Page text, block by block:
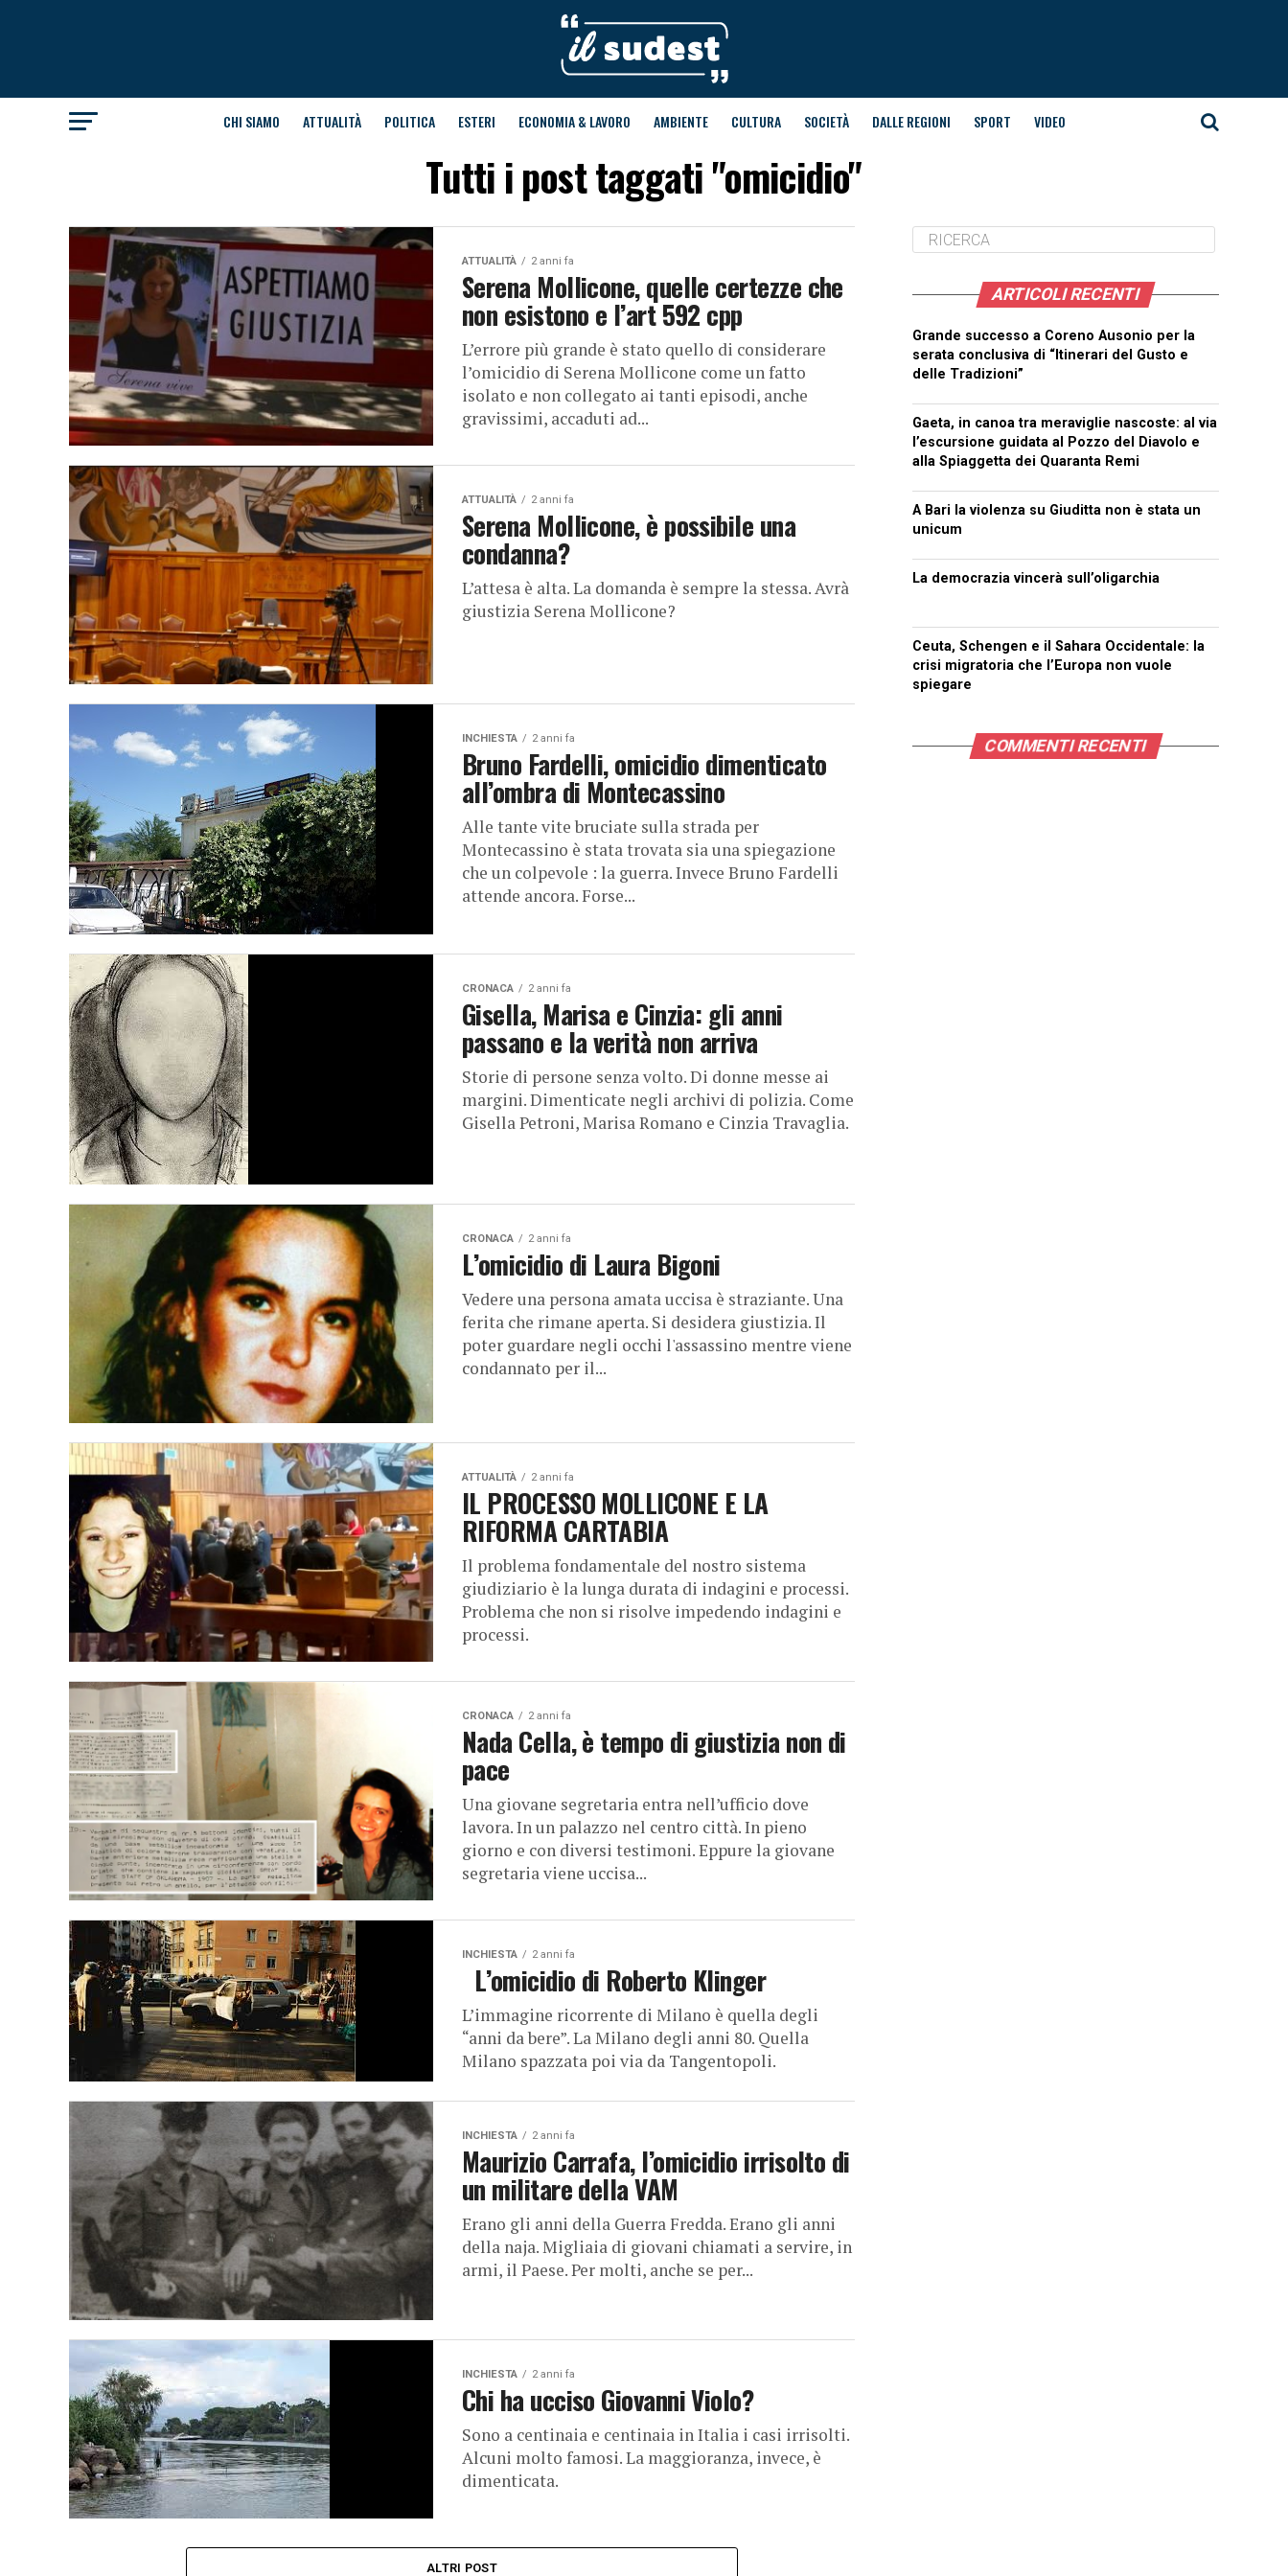
CHI SIAMO ATTUALITÀ POLITICA ESTERI ECONOMIA & LAVORO AMBIENTE CULTURA SOCIETÀ DALLE REGIONI SPORT VIDEO
Tutti i post taggati "omicidio"
ATTUALITÀ 2 anni fa
Serena Mollicone, quelle certezze che
non esistono e l’art 592 cpp
L’errore più grande è stato quello di considerare
l’omicidio di Serena Mollicone come un fatto
isolato e non collegato ai tanti episodi, anche
gravissimi, accaduti ad...
ATTUALITÀ 2 anni fa
Serena Mollicone, è possibile una
condanna?
L’attesa è alta. La domanda è sempre la stessa. Avrà
giustizia Serena Mollicone?
INCHIESTA 2 anni fa
Bruno Fardelli, omicidio dimenticato
all’ombra di Montecassino
Alle tante vite bruciate sulla strada per
Montecassino è stata trovata sia una spiegazione
che un colpevole : la guerra. Invece Bruno Fardelli
attende ancora. Forse...
CRONACA 2 anni fa
Gisella, Marisa e Cinzia: gli anni
passano e la verità non arriva
Storie di persone senza volto. Di donne messe ai
margini. Dimenticate negli archivi di polizia. Come
Gisella Petroni, Marisa Romano e Cinzia Travaglia.
CRONACA 2 anni fa
L’omicidio di Laura Bigoni
Vedere una persona amata uccisa è straziante. Una
ferita che rimane aperta. Si desidera giustizia. Il
poter guardare negli occhi l'assassino mentre viene
condannato per il...
ATTUALITÀ 2 anni fa
IL PROCESSO MOLLICONE E LA
RIFORMA CARTABIA
Il problema fondamentale del nostro sistema
giudiziario è la lunga durata di indagini e processi.
Problema che non si risolve impedendo indagini e
processi.
CRONACA 2 anni fa
Nada Cella, è tempo di giustizia non di
pace
Una giovane segretaria entra nell’ufficio dove
lavora. In un palazzo nel centro città. In pieno
giorno e con diversi testimoni. Eppure la giovane
segretaria viene uccisa...
INCHIESTA 2 anni fa
L’omicidio di Roberto Klinger
L’immagine ricorrente di Milano è quella degli
“anni da bere”. La Milano degli anni 80. Quella
Milano spazzata poi via da Tangentopoli.
INCHIESTA 2 anni fa
Maurizio Carrafa, l’omicidio irrisolto di
un militare della VAM
Erano gli anni della Guerra Fredda. Erano gli anni
della naja. Migliaia di giovani chiamati a servire, in
armi, il Paese. Per molti, anche se per...
INCHIESTA 2 anni fa
Chi ha ucciso Giovanni Violo?
Sono a centinaia e centinaia in Italia i casi irrisolti.
Alcuni molto famosi. La maggioranza, invece, è
dimenticata.
ALTRI POST
ARTICOLI RECENTI
Grande successo a Coreno Ausonio per la
serata conclusiva di “Itinerari del Gusto e
delle Tradizioni”
Gaeta, in canoa tra meraviglie nascoste: al via
l’escursione guidata al Pozzo del Diavolo e
alla Spiaggetta dei Quaranta Remi
A Bari la violenza su Giuditta non è stata un
unicum
La democrazia vincerà sull’oligarchia
Ceuta, Schengen e il Sahara Occidentale: la
crisi migratoria che l’Europa non vuole
spiegare
COMMENTI RECENTI